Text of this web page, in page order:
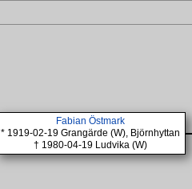
Fabian Östmark
* 1919-02-19 Grangärde (W), Björnhyttan
† 1980-04-19 Ludvika (W)